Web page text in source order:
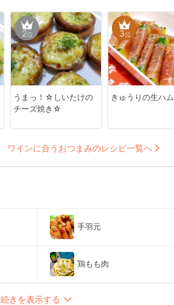
2位
うまっ！☆しいたけの
チーズ焼き☆
3位
きゅうりの生ハ
ワインに合うおつまみのレシピ一覧へ
手羽元
鶏もも肉
続きを表示する